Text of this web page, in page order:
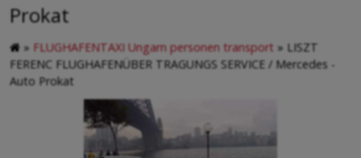
Prokat
» FLUGHAFENTAXI Ungarn personen transport » LISZT
FERENC FLUGHAFENÜBER TRAGUNGS SERVICE / Mercedes -
Auto Prokat